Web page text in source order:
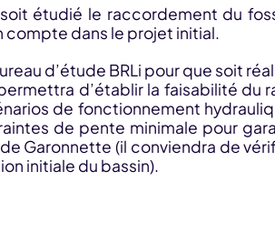
étudié le raccordement du
compte dans le projet initial.
d’étude BRLi pour que soit
d’établir la faisabilité du
de fonctionnement
de pente minimale pour
Garonnette (il conviendra de
initiale du bassin).